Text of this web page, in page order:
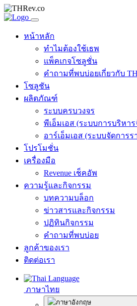
หน้าหลัก
ทำไมต้องใช้เธพ
แพ็คเกจโซลูชั่น
คำถามที่พบบ่อยเกี่ยวกับ
โซลูชัน
ผลิตภัณฑ์
ระบบครบวงจร
พีเอ็มเอส (ระบบการบริหา
อาร์เอ็มเอส (ระบบจัดการร
โปรโมชั่น
เครื่องมือ
Revenue เช็คอัพ
ความรู้และกิจกรรม
บทความบล็อก
ข่าวสารและกิจกรรม
ปฏิทินกิจกรรม
คำถามที่พบบ่อย
ลูกค้าของเรา
ติดต่อเรา
ภาษาไทย